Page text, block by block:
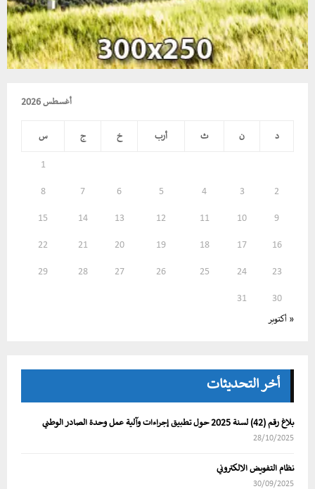
أغسطس 2026
د ن ث أرب خ ج س
1
2
3
4
5
6
7
8
9
10
11
12
13
14
15
16
17
18
19
20
21
22
23
24
25
26
27
28
29
30
31
« أكتوبر
أخر التحديثات
بلاغ رقم (42) لسنة 2025 حول تطبيق إجراءات وآلية عمل وحدة الصادر الوطني
28/10/2025
نظام التفويض الالكتروني
30/09/2025